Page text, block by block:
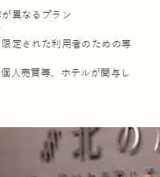
異なるプラン
定された利用者のための専
人売買等、ホテルが関与し